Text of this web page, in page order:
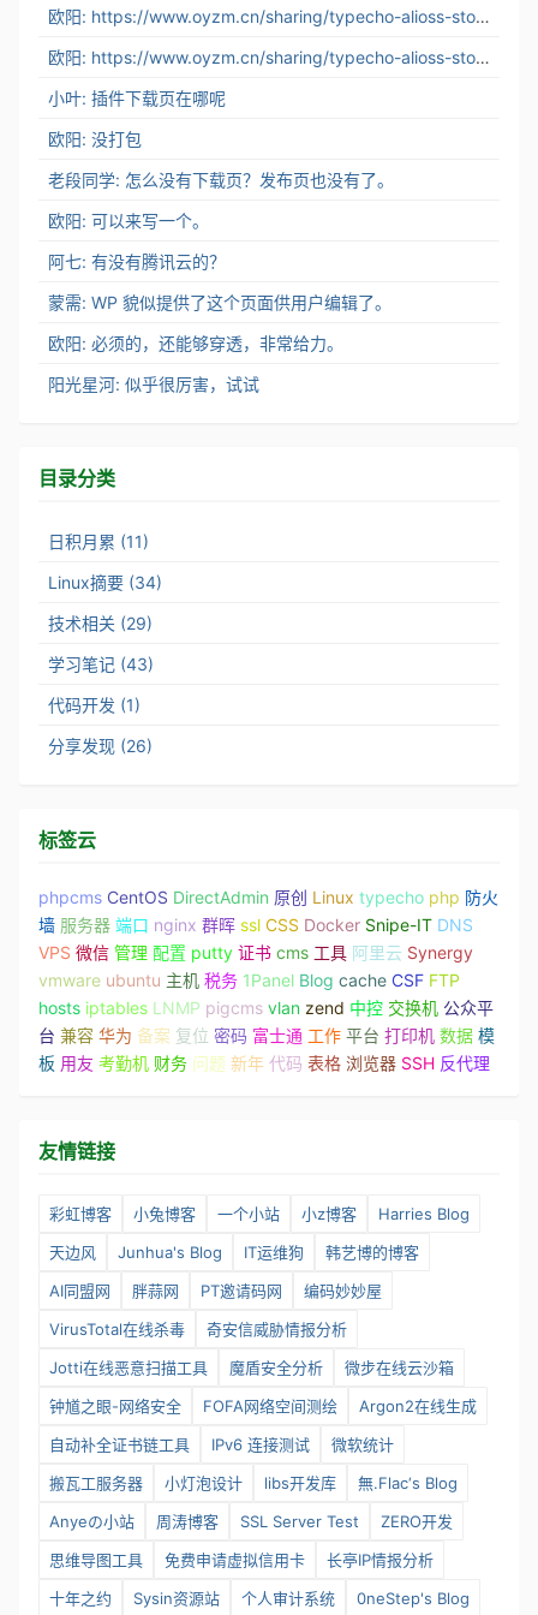
欧阳: https://www.oyzm.cn/sharing/typecho-alioss-stor...
欧阳: https://www.oyzm.cn/sharing/typecho-alioss-stor...
小叶: 插件下载页在哪呢
欧阳: 没打包
老段同学: 怎么没有下载页？发布页也没有了。
欧阳: 可以来写一个。
阿七: 有没有腾讯云的？
蒙需: WP 貌似提供了这个页面供用户编辑了。
欧阳: 必须的，还能够穿透，非常给力。
阳光星河: 似乎很厉害，试试
目录分类
日积月累 (11)
Linux摘要 (34)
技术相关 (29)
学习笔记 (43)
代码开发 (1)
分享发现 (26)
标签云
phpcms CentOS DirectAdmin 原创 Linux typecho php 防火
墙 服务器 端口 nginx 群晖 ssl CSS Docker Snipe-IT DNS
VPS 微信 管理 配置 putty 证书 cms 工具 阿里云 Synergy
vmware ubuntu 主机 税务 1Panel Blog cache CSF FTP
hosts iptables LNMP pigcms vlan zend 中控 交换机 公众平
台 兼容 华为 备案 复位 密码 富士通 工作 平台 打印机 数据 模
板 用友 考勤机 财务 问题 新年 代码 表格 浏览器 SSH 反代理
友情链接
彩虹博客 小兔博客 一个小站 小z博客
Harries Blog
天边风
Junhua's Blog IT运维狗
韩艺博的博客
AI同盟网
胖蒜网 PT邀请码网
编码妙妙屋
VirusTotal在线杀毒
奇安信威胁情报分析
Jotti在线恶意扫描工具
魔盾安全分析
微步在线云沙箱
钟馗之眼-网络安全
FOFA网络空间测绘
Argon2在线生成
自动补全证书链工具
IPv6 连接测试
微软统计
搬瓦工服务器
小灯泡设计 libs开发库
無.Flac‘s Blog
Anyeの小站
周涛博客 SSL Server Test
ZERO开发
思维导图工具
免费申请虚拟信用卡
长亭IP情报分析
十年之约
Sysin资源站 个人审计系统 0neStep's Blog